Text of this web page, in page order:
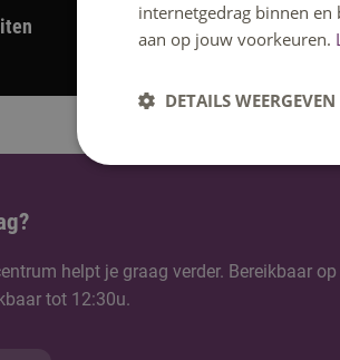
helpt je graag verder. Bereikbaar
tot 12:30u.
internetgedrag binnen en
aan op jouw voorkeuren.
DETAILS WEERGEVEN